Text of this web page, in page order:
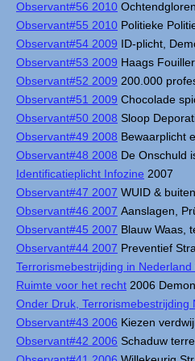
Observant#56 2010
Observant#55 2010 Politieke
Observant#54 2009 ID-plicht,
Observant#53 2009 Haags
Observant#52 2009 200.000
Observant#51 2009 Chocolade
Observant#50 2008 Sloop
Observant#49 2008 Bewaarplicht
Observant#48 2008 De Onschuld
Identificatieplicht Infozine 2007
Observant#47 2007 WUID &
Observant#46 2007 Aanslagen,
Observant#45 2007 Blauw Waas,
Observant#44 2007 Preventief
Terrorismebestrijding in Nederland
Ruimte voor het recht 2006
Onder Druk, Terrorismebestrijding
Observant#43 2006 Kiezen
Observant#42 2006 Schaduw